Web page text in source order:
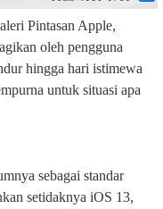
Pintasan Apple,
oleh pengguna
hingga hari istimewa
untuk situasi apa
sebagai standar
setidaknya iOS 13,